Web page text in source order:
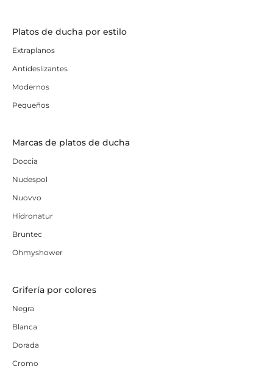
Platos de ducha por estilo
Extraplanos
Antideslizantes
Modernos
Pequeños
Marcas de platos de ducha
Doccia
Nudespol
Nuovvo
Hidronatur
Bruntec
Ohmyshower
Grifería por colores
Negra
Blanca
Dorada
Cromo